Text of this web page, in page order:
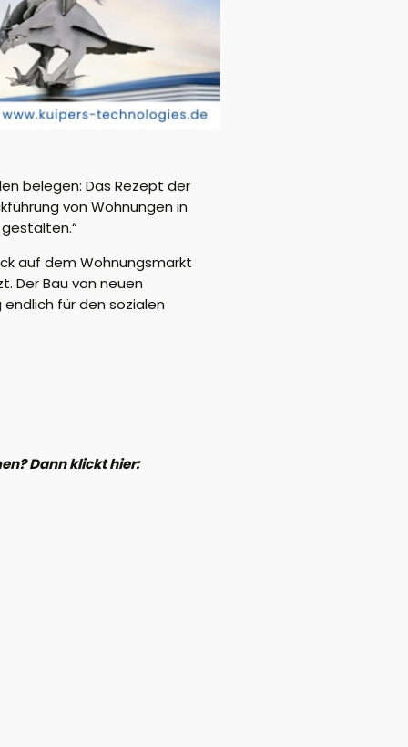
belegen: Das Rezept der
von Wohnungen in
auf dem Wohnungsmarkt
Der Bau von neuen
für den sozialen
Dann klickt hier: